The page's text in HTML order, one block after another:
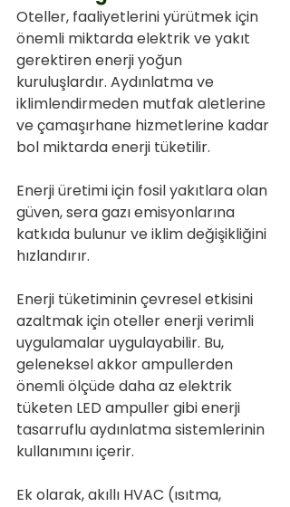
Oteller, faaliyetlerini yürütmek için
önemli miktarda elektrik ve yakıt
gerektiren enerji yoğun
kuruluşlardır. Aydınlatma ve
iklimlendirmeden mutfak aletlerine
ve çamaşırhane hizmetlerine kadar
bol miktarda enerji tüketilir.
Enerji üretimi için fosil yakıtlara olan
güven, sera gazı emisyonlarına
katkıda bulunur ve iklim değişikliğini
hızlandırır.
Enerji tüketiminin çevresel etkisini
azaltmak için oteller enerji verimli
uygulamalar uygulayabilir. Bu,
geleneksel akkor ampullerden
önemli ölçüde daha az elektrik
tüketen LED ampuller gibi enerji
tasarruflu aydınlatma sistemlerinin
kullanımını içerir.
Ek olarak, akıllı HVAC (ısıtma,